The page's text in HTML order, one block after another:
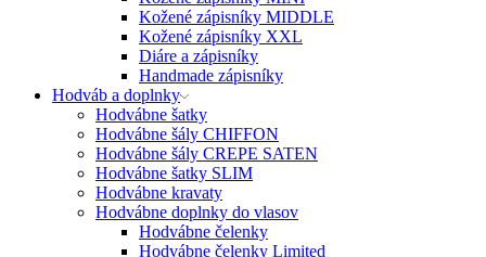
Kožené zápisníky MIDDLE
Kožené zápisníky XXL
Diáre a zápisníky
Handmade zápisníky
Hodváb a doplnky
Hodvábne šatky
Hodvábne šály CHIFFON
Hodvábne šály CREPE SATEN
Hodvábne šatky SLIM
Hodvábne kravaty
Hodvábne doplnky do vlasov
Hodvábne čelenky
Hodvábne čelenky Limited